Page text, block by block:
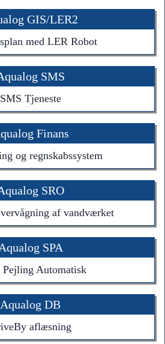
GIS/LER2
med LER Robot
SMS
SMS Tjeneste
Finans
og regnskabssystem
SRO
af vandværket
Aqualog SPA
Pejling Automatisk
Aqualog DB
aflæsning